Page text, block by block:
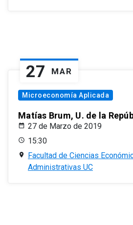
27 MAR
Microeconomía Aplicada
Matías Brum, U. de la
27 de Marzo de 2019
15:30
Facultad de Ciencias
Administrativas UC